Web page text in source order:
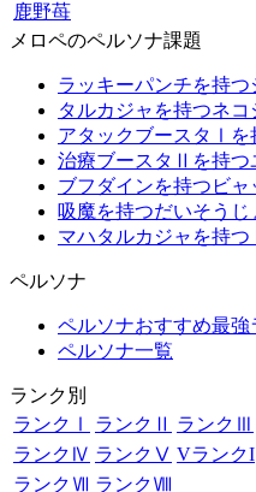
鹿野苺
メロペのペルソナ課題
ラッキーパンチを持つ
タルカジャを持つネコ
アタックブースタⅠを
治療ブースタⅡを持つ
ブフダインを持つビャ
吸魔を持つだいそうじ
マハタルカジャを持つ
ペルソナ
ペルソナおすすめ最強
ペルソナ一覧
ランク別
ランクⅠ
ランクⅡ ランクⅢ
ランクⅣ ランクⅤ VランクI
ランクⅦ ランクⅧ